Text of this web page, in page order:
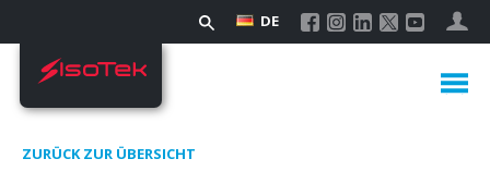
DE
ZURÜCK ZUR ÜBERSICHT